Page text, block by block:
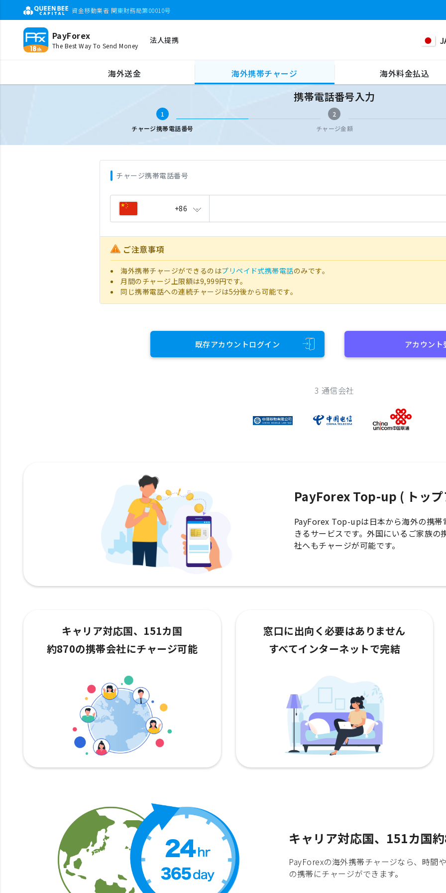
資金移動業者 関東財務局第00010号
PayForex
The Best Way To Send Money
法人提携
海外送金 海外携帯チャージ 海外料金払込
携帯電話番号入力
携帯電話番号入力
1
チャージ携帯電話番号
2
チャージ金額
チャージ携帯電話番号
+86
ご注意事項
海外携帯チャージができるのはプリペイド式携帯電話のみです。
月間のチャージ上限額は9,999円です。
同じ携帯電話への連続チャージは5分後から可能です。
既存アカウントログイン アカウント
3 通信会社
PayForex Top-up ( トッ
PayForex Top-upは日本から海外の携
きるサービスです。外国にいるご家族
社へもチャージが可能です。
キャリア対応国、151カ国
約870の携帯会社にチャージ可能
窓口に出向く必要はありません
すべてインターネットで完結
キャリア対応国、151カ国
PayForexの海外携帯チャージなら、時間
の携帯にチャージができます。